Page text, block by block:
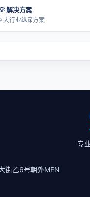
解决方案
大行业纵深方案
专
街乙6号朝外MEN